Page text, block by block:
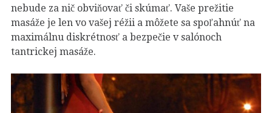
nebude za nič obviňovať či skúmať. Vaše prežitie
masáže je len vo vašej réžii a môžete sa spoľahnúť na
maximálnu diskrétnosť a bezpečie v salónoch
tantrickej masáže.